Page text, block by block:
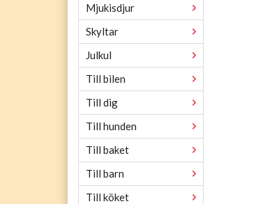
Mjukisdjur
Skyltar
Julkul
Till bilen
Till dig
Till hunden
Till baket
Till barn
Till köket